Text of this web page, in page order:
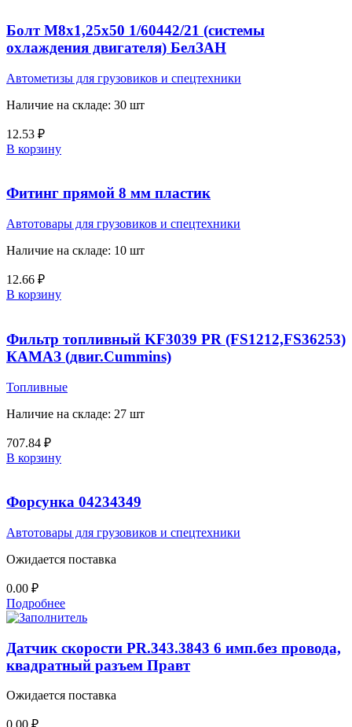
Болт М8х1,25х50 1/60442/21 (системы
охлаждения двигателя) БелЗАН
Автометизы для грузовиков и спецтехники
Наличие на складе: 30 шт
12.53 ₽
В корзину
Фитинг прямой 8 мм пластик
Автотовары для грузовиков и спецтехники
Наличие на складе: 10 шт
12.66 ₽
В корзину
Фильтр топливный KF3039 PR (FS1212,FS36253)
КАМАЗ (двиг.Cummins)
Топливные
Наличие на складе: 27 шт
707.84 ₽
В корзину
Форсунка 04234349
Автотовары для грузовиков и спецтехники
Ожидается поставка
0.00 ₽
Подробнее
Датчик скорости PR.343.3843 6 имп.без провода,
квадратный разъем Правт
Ожидается поставка